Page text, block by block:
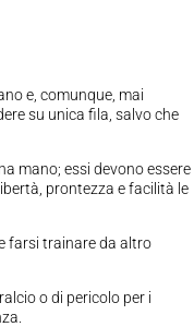
e, comunque, mai
su unica fila, salvo che
mano; essi devono essere
prontezza e facilità le
farsi trainare da altro
o di pericolo per i